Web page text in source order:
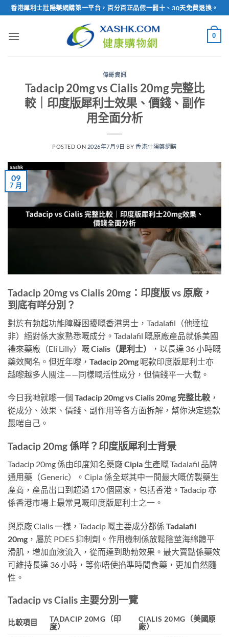
Skip
to
content
香港犀利士壯陽藥網購第一平台，百分百正品假一罰十、30天免費退換。
0
偉哥資訊
Tadacip 20mg vs Cialis 20mg 完整比
較｜印度版犀利士效果、價錢、副作
用全面分析
POSTED ON 2026年7月9日 BY 香港壯陽藥網購
09
7 月
Tadacip 20mg vs Cialis 20mg：印度版 vs 原廠，
到底有咩分別？
對於有勃起功能障礙困擾嘅香港男士，Tadalafil（他達拉
非）絕對係大家熟悉嘅成分。Tadalafil 嘅原廠產品就係美國
禮來藥廠（Eli Lilly）嘅Cialis（犀利士）
，以長達 36 小時嘅
藥效聞名。但近年嚟， Tadacip 20mg 呢款印度版犀利士亦
越嚟越多人關注——同樣嘅活性成分，但價錢平一大截。
今日我哋就嚟一個 Tadacip 20mg vs Cialis 20mg 完整比較 ，
從成分、效果、價錢、副作用等各方面拆解，幫你決定邊款
最啱自己。
Tadacip 20mg 係咩？印度版犀利士背景
Tadacip 20mg 係由印度知名藥廠Cipla 生產嘅 Tadalafil 品牌
通用藥（Generic）。Cipla 係全球其中一間最大嘅仿製藥生
產商，產品出口到超過 170 個國家，包括香港。Tadacip 亦
係香港市場上最常見嘅印度版犀利士之一。
與原廠 Cialis 一樣，Tadacip 嘅主要成分都係 Tadalafil
20mg ，屬於 PDE5 抑制劑。作用機制係放鬆陰莖海綿體平
滑肌，增加血液流入，從而達到助勃效果。最大賣點係藥效
可維持長達 36 小時，等你唔使掐準時間食藥，更加自然隨
性。
Tadacip vs Cialis 主要分別一覽
比較項目
TADACIP 20MG（印
度）
CIALIS 20MG（美國原
廠）